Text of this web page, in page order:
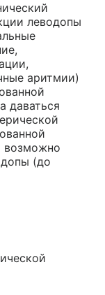
леводопы
аритмии)
даваться
возможно
(до